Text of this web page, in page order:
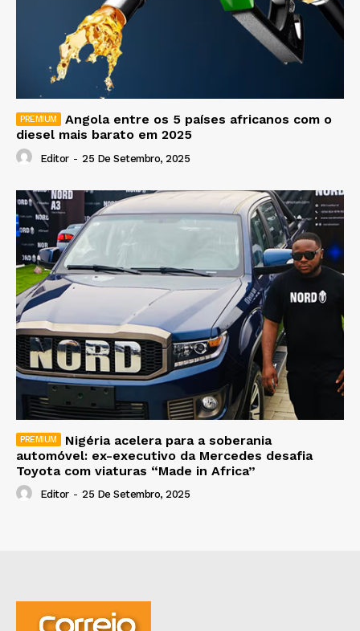
Angola entre os 5 países africanos com o
diesel mais barato em 2025
Editor - 25 De Setembro, 2025
Nigéria acelera para a soberania
automóvel: ex-executivo da Mercedes desafia
Toyota com viaturas “Made in Africa”
Editor - 25 De Setembro, 2025